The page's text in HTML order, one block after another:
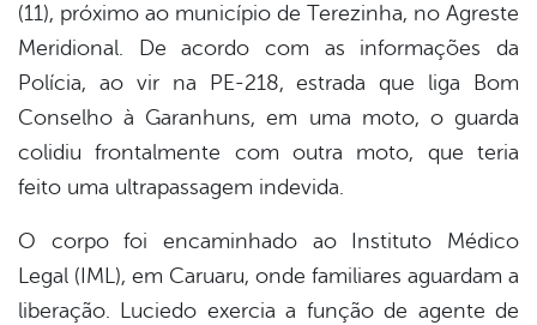
(11), próximo ao município de Terezinha, no Agreste
Meridional. De acordo com as informações da
Polícia, ao vir na PE-218, estrada que liga Bom
Conselho à Garanhuns, em uma moto, o guarda
colidiu frontalmente com outra moto, que teria
feito uma ultrapassagem indevida.
O corpo foi encaminhado ao Instituto Médico
Legal (IML), em Caruaru, onde familiares aguardam a
liberação. Luciedo exercia a função de agente de